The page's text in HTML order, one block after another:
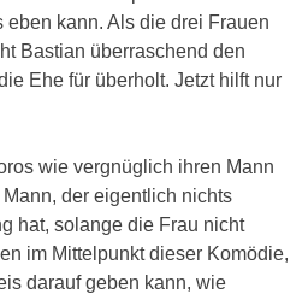
eben kann. Als die drei Frauen
Bastian überraschend den
Ehe für überholt. Jetzt hilft nur
wie vergnüglich ihren Mann
der eigentlich nichts
hat, solange die Frau nicht
im Mittelpunkt dieser Komödie,
darauf geben kann, wie